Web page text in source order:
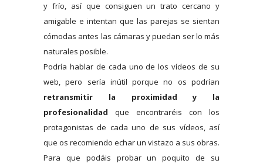
y frío, así que consiguen un trato cercano y
amigable e intentan que las parejas se sientan
cómodas antes las cámaras y puedan ser lo más
naturales posible.
Podría hablar de cada uno de los vídeos de su
web, pero sería inútil porque no os podrían
retransmitir la proximidad y la
profesionalidad que encontraréis con los
protagonistas de cada uno de sus vídeos, así
que os recomiendo echar un vistazo a sus obras.
Para que podáis probar un poquito de su